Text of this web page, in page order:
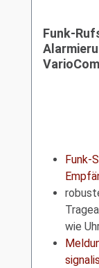
Funk-
Funk-
wie